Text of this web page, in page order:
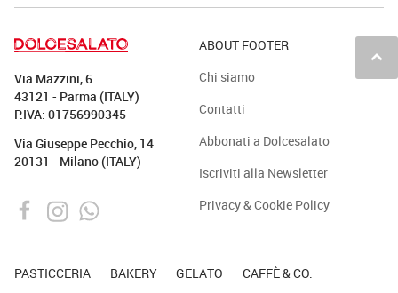
keyboard_arrow_up
Via Mazzini, 6
43121 - Parma (ITALY)
P.IVA: 01756990345
Via Giuseppe Pecchio, 14
20131 - Milano (ITALY)
ABOUT FOOTER
Chi siamo
Contatti
Abbonati a Dolcesalato
Iscriviti alla Newsletter
Privacy & Cookie Policy
PASTICCERIA BAKERY GELATO CAFFÈ & CO.